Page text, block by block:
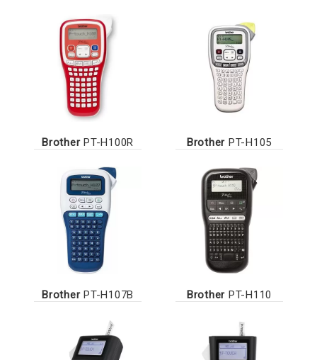
BrotherPT-H100R Brother PT-H105
BrotherPT-H107B Brother PT-H110